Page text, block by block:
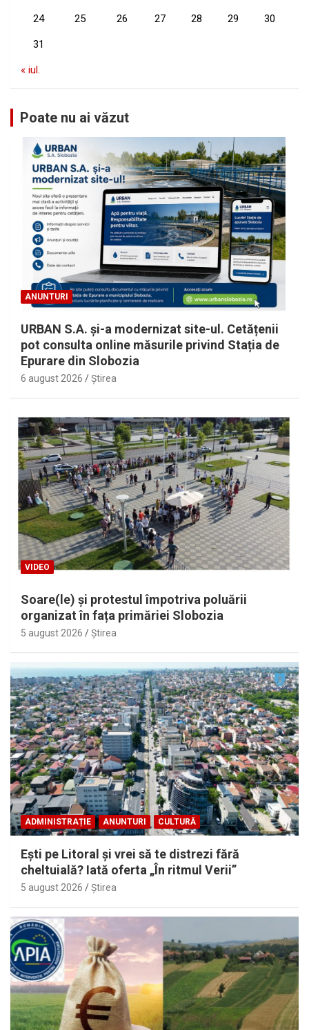
24 25 26 27 28 29 30
31
« iul.
Poate nu ai văzut
ANUNTURI
URBAN S.A. și-a modernizat site-ul. Cetățenii
pot consulta online măsurile privind Stația de
Epurare din Slobozia
6 august 2026 Ştirea
VIDEO
Soare(le) și protestul împotriva poluării
organizat în fața primăriei Slobozia
5 august 2026 Ştirea
ADMINISTRAȚIE ANUNTURI CULTURĂ
Eşti pe Litoral şi vrei să te distrezi fără
cheltuială? Iată oferta „În ritmul Verii”
5 august 2026 Ştirea